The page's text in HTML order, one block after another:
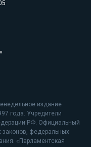
издание
года. Учредители
РФ. Официальный
законов, федеральных
«Парламентская